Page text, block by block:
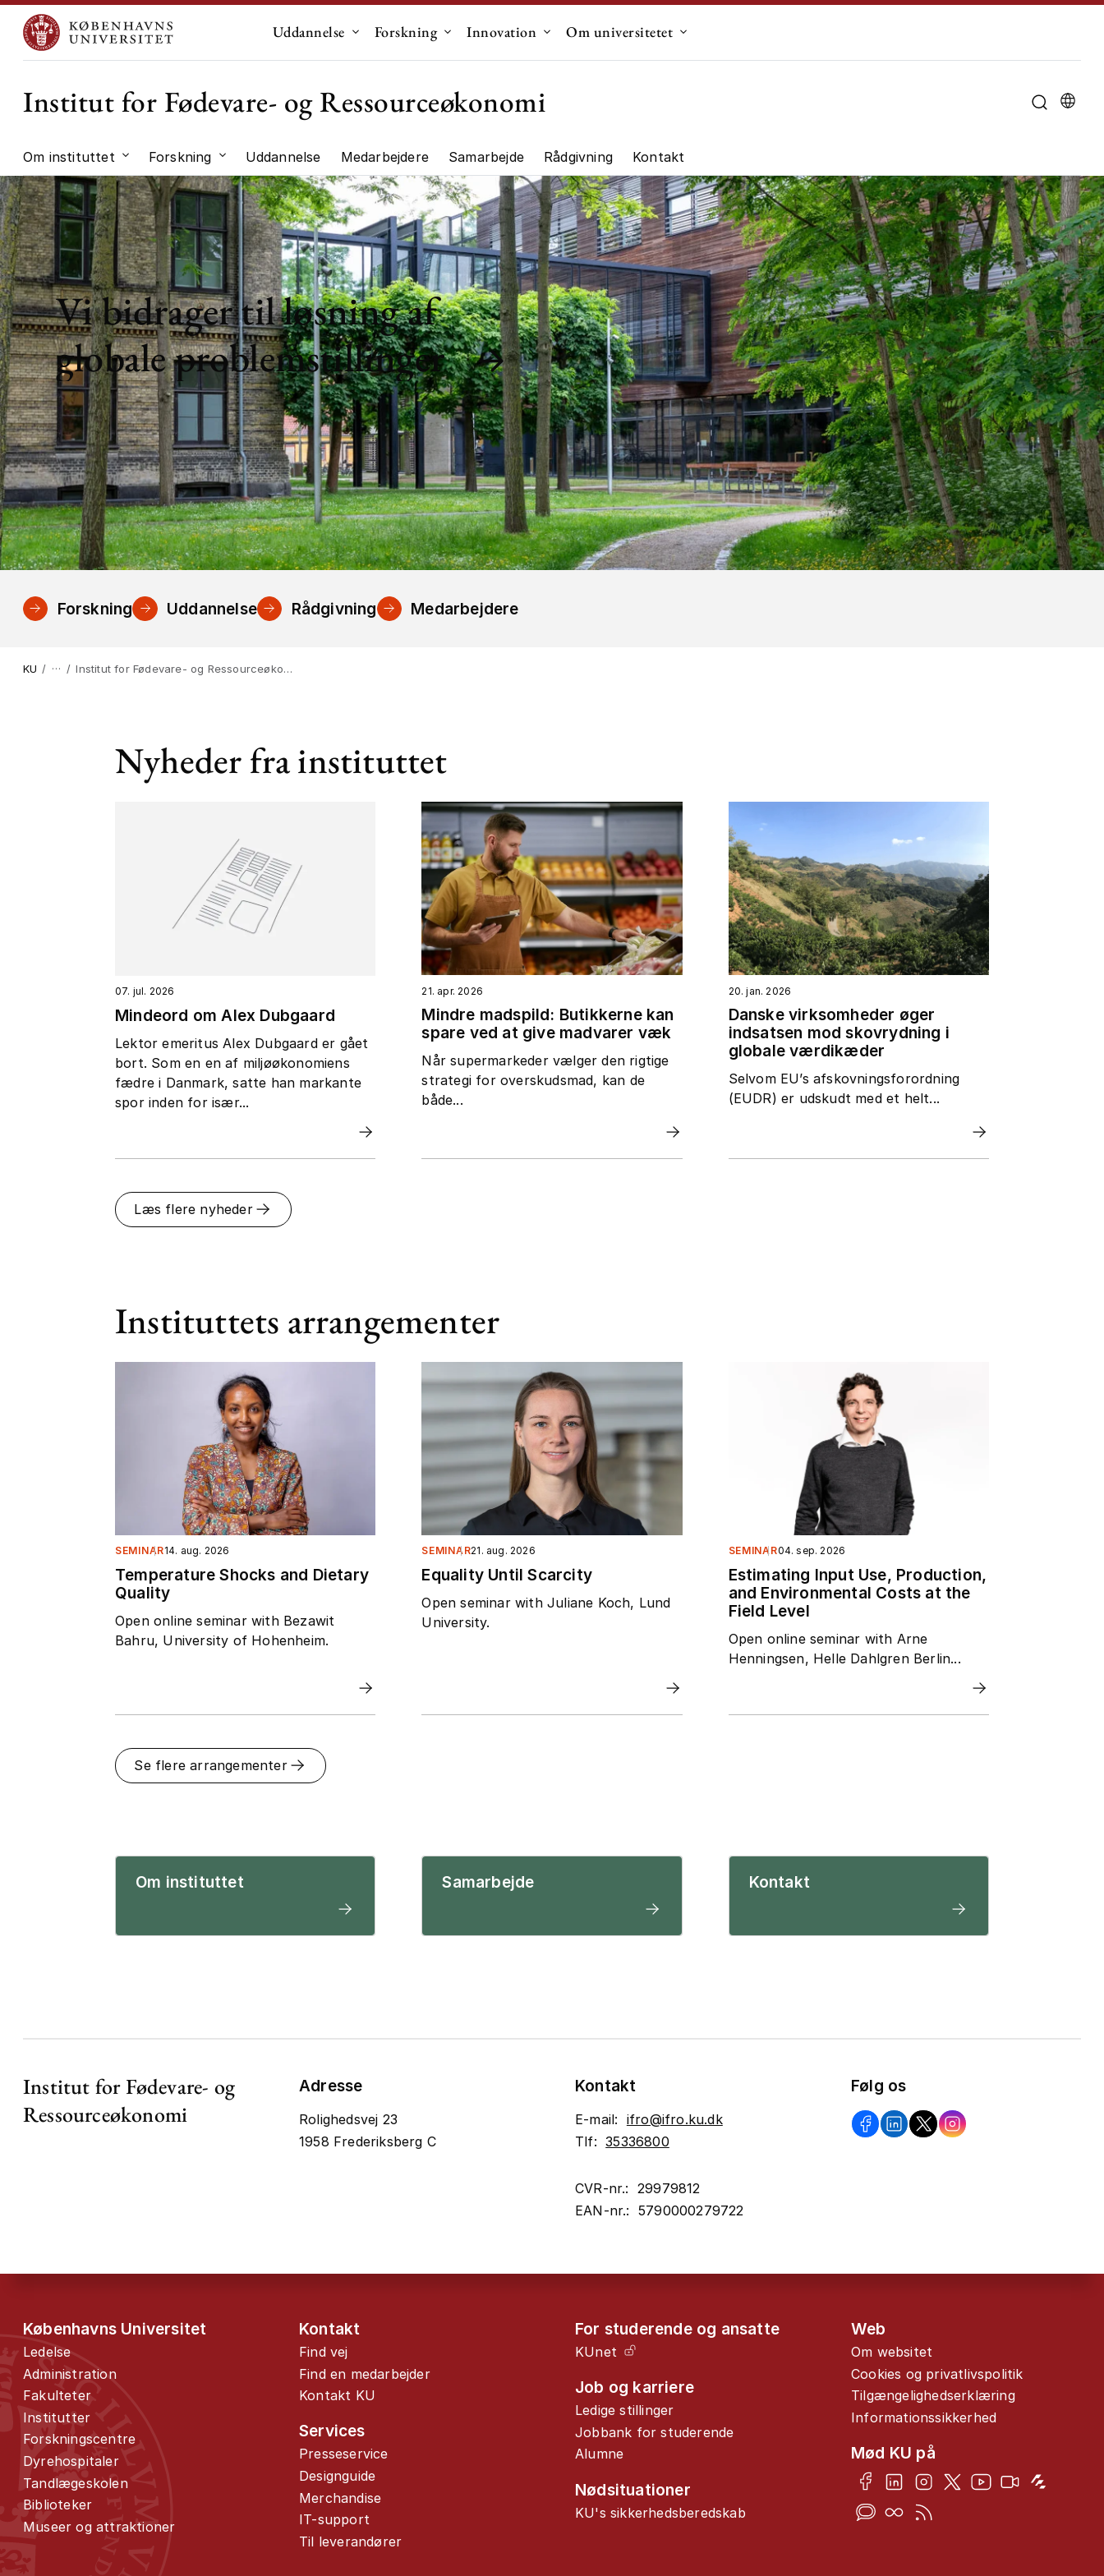
Uddannelse Undermenu til "Uddannelse"
Forskning Undermenu til "Forskning"
Innovation Undermenu til "Innovation"
Om universitetet
Institut for Fødevare- og Ressourceøkonomi
Om instituttet Undermenu til "Om instituttet"
Forskning Undermenu til "Forskning"
Uddannelse Medarbejdere Samarbejde Rådgivning Kontakt
Vi bidrager til løsning af
globale problemstillinger
Forskning Uddannelse Rådgivning Medarbejdere
KU Institut for Fødevare- og Ressourceøkonomi
Nyheder fra instituttet
07. jul. 2026
Mindeord om Alex Dubgaard
Lektor emeritus Alex Dubgaard er gået
bort. Som en en af miljøøkonomiens
fædre i Danmark, satte han markante
spor inden for især...
21. apr. 2026
Mindre madspild: Butikkerne kan
spare ved at give madvarer væk
Når supermarkeder vælger den rigtige
strategi for overskudsmad, kan de
både...
20. jan. 2026
Danske virksomheder øger
indsatsen mod skovrydning i
globale værdikæder
Selvom EU’s afskovningsforordning
(EUDR) er udskudt med et helt...
Læs flere nyheder
Instituttets arrangementer
SEMINAR14. aug. 2026
Temperature Shocks and Dietary
Quality
Open online seminar with Bezawit
Bahru, University of Hohenheim.
SEMINAR21. aug. 2026
Equality Until Scarcity
Open seminar with Juliane Koch, Lund
University.
SEMINAR04. sep. 2026
Estimating Input Use, Production,
and Environmental Costs at the
Field Level
Open online seminar with Arne
Henningsen, Helle Dahlgren Berlin...
Se flere arrangementer
Om instituttet Samarbejde Kontakt
Institut for Fødevare- og
Ressourceøkonomi
Adresse
Rolighedsvej 23
1958 Frederiksberg C
Kontakt
E-mail: ifro@ifro.ku.dk
Tlf:35336800
CVR-nr.: 29979812
EAN-nr.: 5790000279722
Følg os
Københavns Universitet
Ledelse
Administration
Fakulteter
Institutter
Forskningscentre
Dyrehospitaler
Tandlægeskolen
Biblioteker
Museer og attraktioner
Kontakt
Find vej
Find en medarbejder
Kontakt KU
Services
Presseservice
Designguide
Merchandise
IT-support
Til leverandører
For studerende og ansatte
KUnet
Job og karriere
Ledige stillinger
Jobbank for studerende
Alumne
Nødsituationer
KU's sikkerhedsberedskab
Web
Om websitet
Cookies og privatlivspolitik
Tilgængelighedserklæring
Informationssikkerhed
Mød KU på